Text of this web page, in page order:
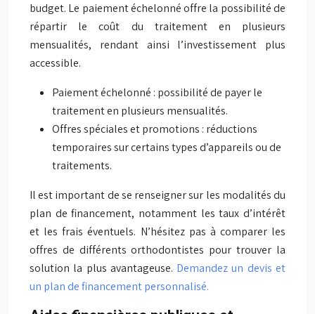
budget. Le paiement échelonné offre la possibilité de
répartir le coût du traitement en plusieurs
mensualités, rendant ainsi l’investissement plus
accessible.
Paiement échelonné : possibilité de payer le
traitement en plusieurs mensualités.
Offres spéciales et promotions : réductions
temporaires sur certains types d’appareils ou de
traitements.
Il est important de se renseigner sur les modalités du
plan de financement, notamment les taux d’intérêt
et les frais éventuels. N’hésitez pas à comparer les
offres de différents orthodontistes pour trouver la
solution la plus avantageuse. Demandez un devis et
un plan de financement personnalisé.